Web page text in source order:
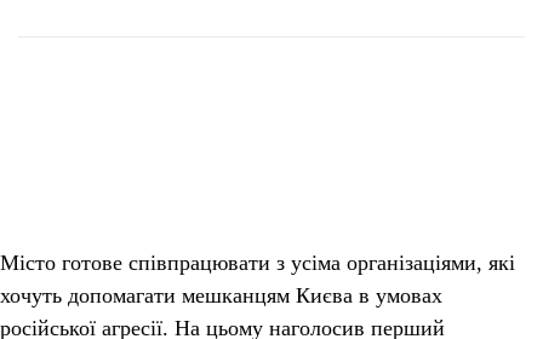
Місто готове співпрацювати з усіма організаціями, які
хочуть допомагати мешканцям Києва в умовах
російської агресії. На цьому наголосив перший